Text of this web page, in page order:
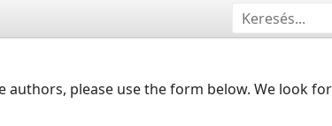
authors, please use the form below. We look